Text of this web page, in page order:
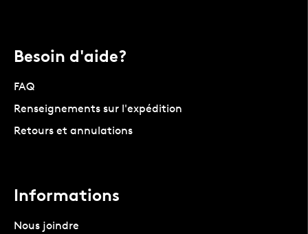
Besoin d'aide?
FAQ
Renseignements sur l'expédition
Retours et annulations
Informations
Nous joindre